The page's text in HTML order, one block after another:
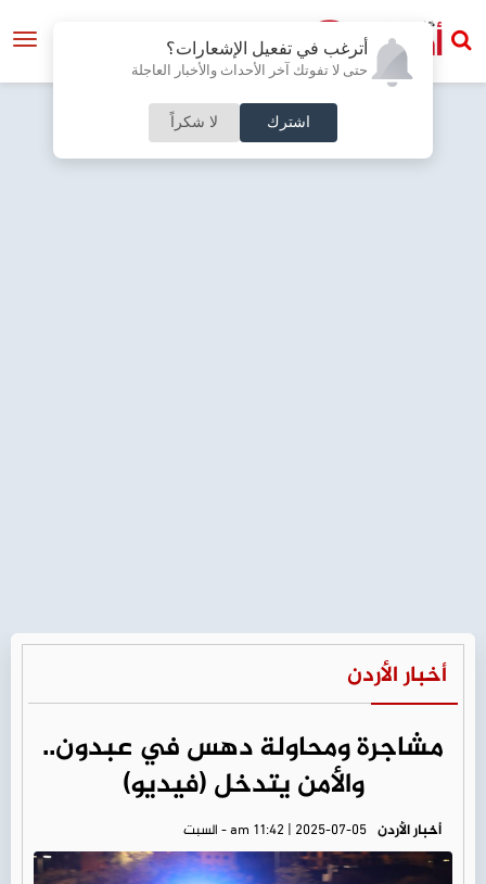
أترغب في تفعيل الإشعارات؟
حتى لا تفوتك آخر الأحداث والأخبار العاجلة
اشترك لا شكراً
أخبار الأردن
مشاجرة ومحاولة دهس في عبدون..
والأمن يتدخل (فيديو)
أخبار الأردن am 11:42 | 2025-07-05 - السبت